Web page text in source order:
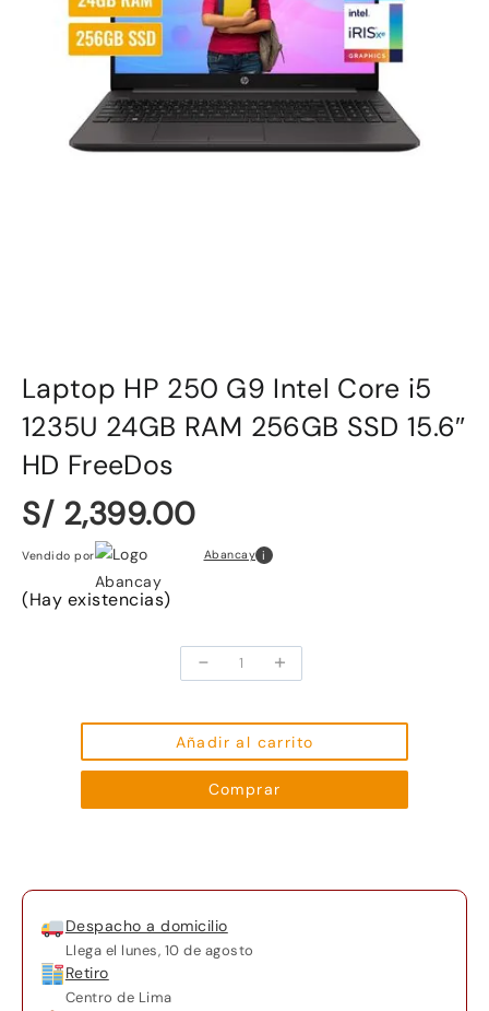
Laptop HP 250 G9 Intel Core i5
1235U 24GB RAM 256GB SSD 15.6″
HD FreeDos
S/ 2,399.00
Vendido por Abancay i
(Hay existencias)
-
Laptop
HP
G9
Intel
Core
256GB
SSD
+
Añadir al carrito
Comprar
Despacho a domicilio
Llega el lunes, 10 de agosto
Retiro
Centro de Lima